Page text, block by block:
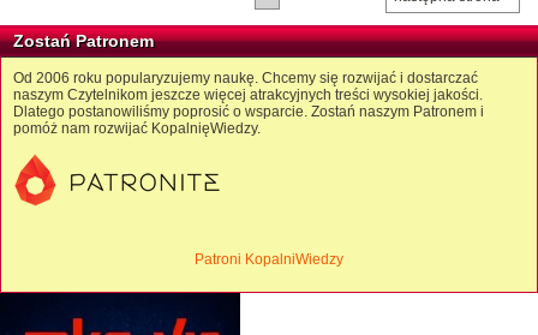
Zostań Patronem
Od 2006 roku popularyzujemy naukę. Chcemy się rozwijać i dostarczać
naszym Czytelnikom jeszcze więcej atrakcyjnych treści wysokiej jakości.
Dlatego postanowiliśmy poprosić o wsparcie. Zostań naszym Patronem i
pomóż nam rozwijać KopalnięWiedzy.
Patroni KopalniWiedzy